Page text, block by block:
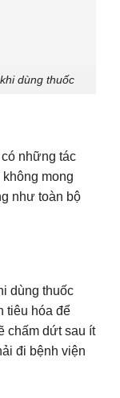
dùng thuốc
những tác
mong
như toàn bộ
dùng thuốc
tiêu hóa để
chấm dứt sau ít
đi bệnh viện